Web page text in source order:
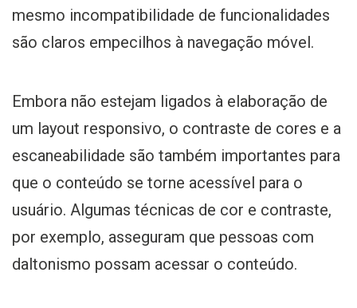
mesmo incompatibilidade de funcionalidades
são claros empecilhos à navegação móvel.
Embora não estejam ligados à elaboração de
um layout responsivo, o contraste de cores e a
escaneabilidade são também importantes para
que o conteúdo se torne acessível para o
usuário. Algumas técnicas de cor e contraste,
por exemplo, asseguram que pessoas com
daltonismo possam acessar o conteúdo.